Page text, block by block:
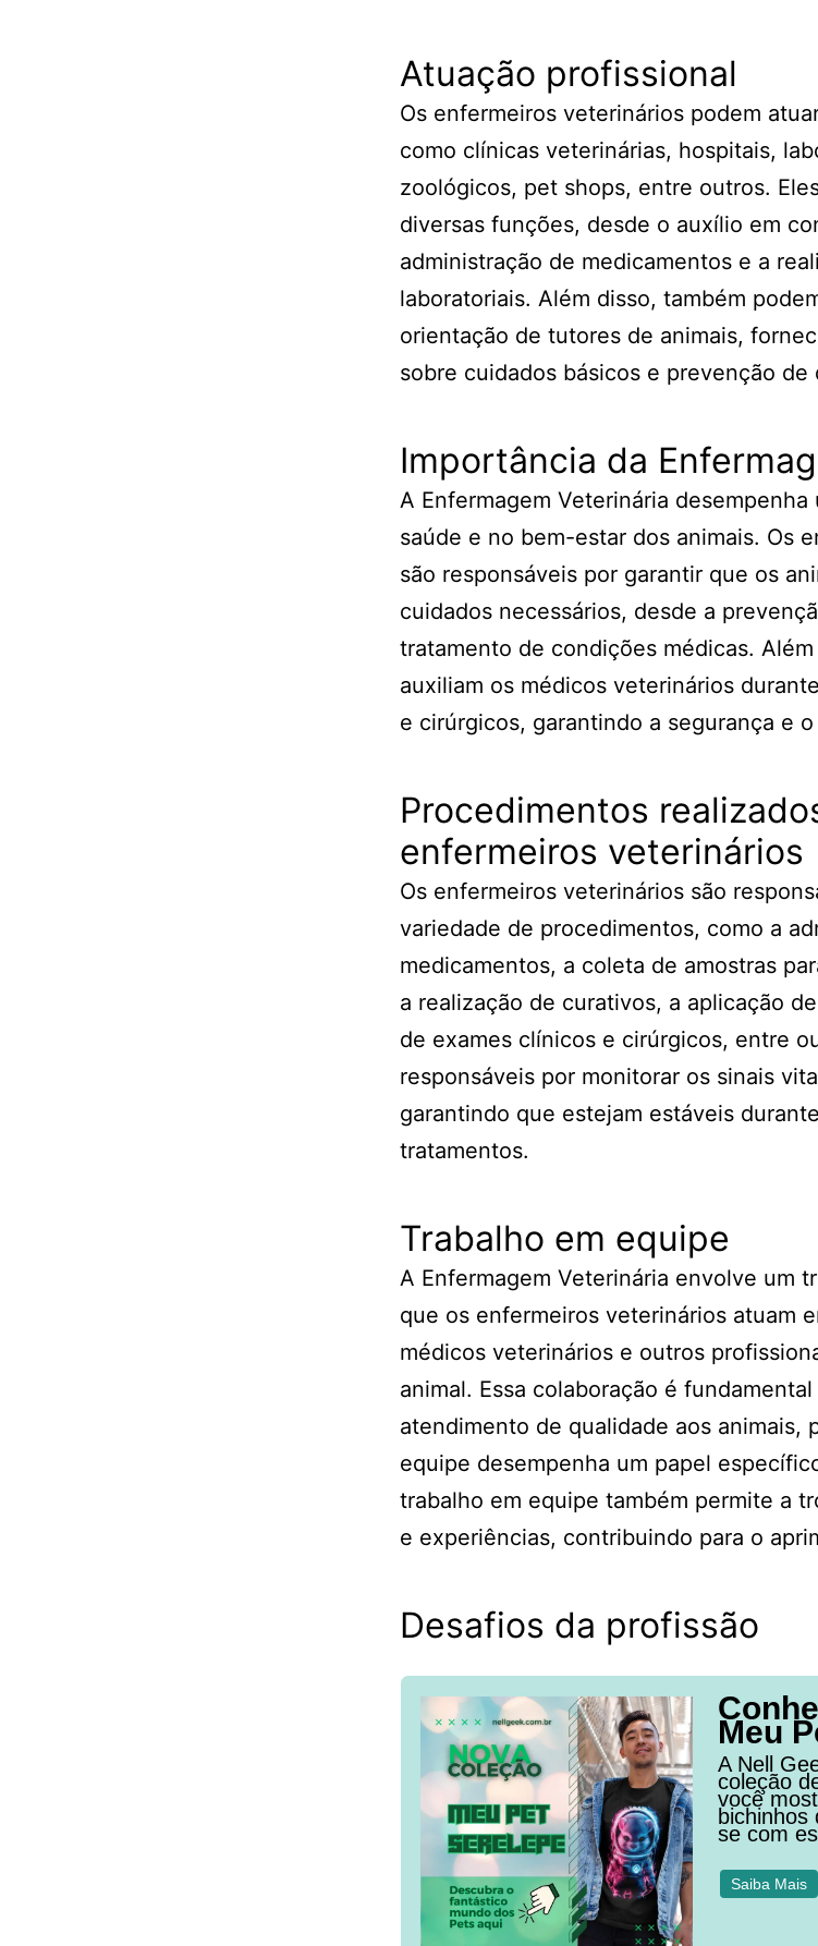
Atuação profissional
Os enfermeiros veterinários podem
como clínicas veterinárias, hospitais,
zoológicos, pet shops, entre outros.
diversas funções, desde o auxílio em
administração de medicamentos e a
laboratoriais. Além disso, também
orientação de tutores de animais,
sobre cuidados básicos e prevenção de
Importância da
A Enfermagem Veterinária
saúde e no bem-estar dos animais. Os
são responsáveis por garantir que os
cuidados necessários, desde a
tratamento de condições médicas.
auxiliam os médicos veterinários
e cirúrgicos, garantindo a segurança e
Procedimentos
enfermeiros veterinários
Os enfermeiros veterinários são
variedade de procedimentos, como a
medicamentos, a coleta de amostras
a realização de curativos, a aplicação
de exames clínicos e cirúrgicos, entre
responsáveis por monitorar os sinais
garantindo que estejam estáveis
tratamentos.
Trabalho em equipe
A Enfermagem Veterinária envolve um
que os enfermeiros veterinários atuam
médicos veterinários e outros
animal. Essa colaboração é
atendimento de qualidade aos animais,
equipe desempenha um papel
trabalho em equipe também permite a
e experiências, contribuindo para o
Desafios da profissão
Meu
A Nell
coleção
você
bichinhos
se com
Saiba Mais